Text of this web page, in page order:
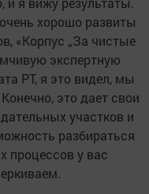
хорошо развиты
«Корпус „За чистые
экспертную
РТ, я это видел, мы
это дает свои
участков и
разбираться
процессов у вас